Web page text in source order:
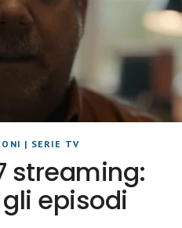
| SERIE TV
streaming:
episodi